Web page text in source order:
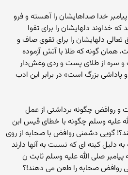
خدا صداهایشان‌ را آهسته‌ و فرو
خداوند دلهایشان‌ را برای‌ تقوا
دلهایشان‌ را برای‌ تقوی‌ صاف‌ و
همان‌ گونه‌ که ‌طلا با آتش‌ آزموده‌
و سره‌ از طلای‌ پست‌ و ردی‌ وغش‌دار
پاداشی ‌بزرگ‌ است‌» در برابر این‌ ادب‌
و روافض چگونه برداشتی از عمل
علیه وسلم چگونه با خطای قیس ابن
گویی دشمنی روافض با صحابه از روی
دلیل کینه ای که نسبت به آنها دارند
صلی الله علیه وسلم ثابت ن
روافض صحابه را طعن می دهند!؟